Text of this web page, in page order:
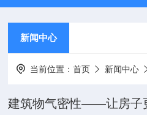
新闻中心
当前位置：首页 新闻中心
建筑物气密性——让房子